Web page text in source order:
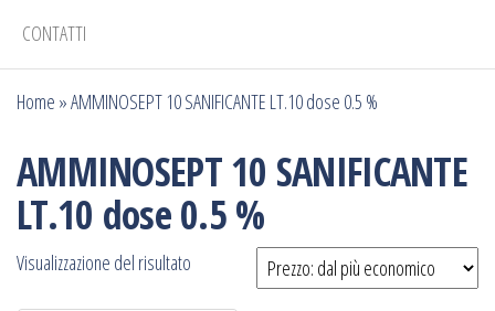
CONTATTI
Home »AMMINOSEPT 10 SANIFICANTE LT.10 dose 0.5 %
AMMINOSEPT 10 SANIFICANTE
LT.10 dose 0.5 %
Visualizzazione del risultato